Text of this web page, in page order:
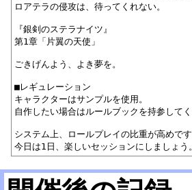
ロアテラの侵攻は、待ってくれない。
『銀剣のステラナイツ』
第1章「片翼の天使」
ごきげんよう、よき夢を。
■レギュレーション
キャラクターはサンプルを使用。
自作したい場合はルールブックを持参して
システム上、ロールプレイの比重が高めで